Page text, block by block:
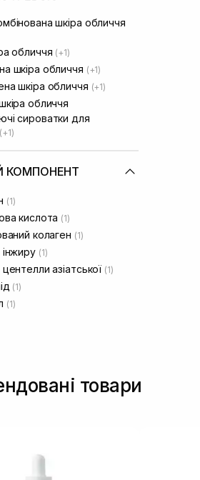
шкіра обличчя
обличчя (+1)
шкіра обличчя (+1)
шкіра обличчя (+1)
обличчя
сироватки для
(+1)
КОМПОНЕНТ
(1)
кислота (1)
колаген (1)
інжиру (1)
азіатської (1)
(1)
(1)
товари